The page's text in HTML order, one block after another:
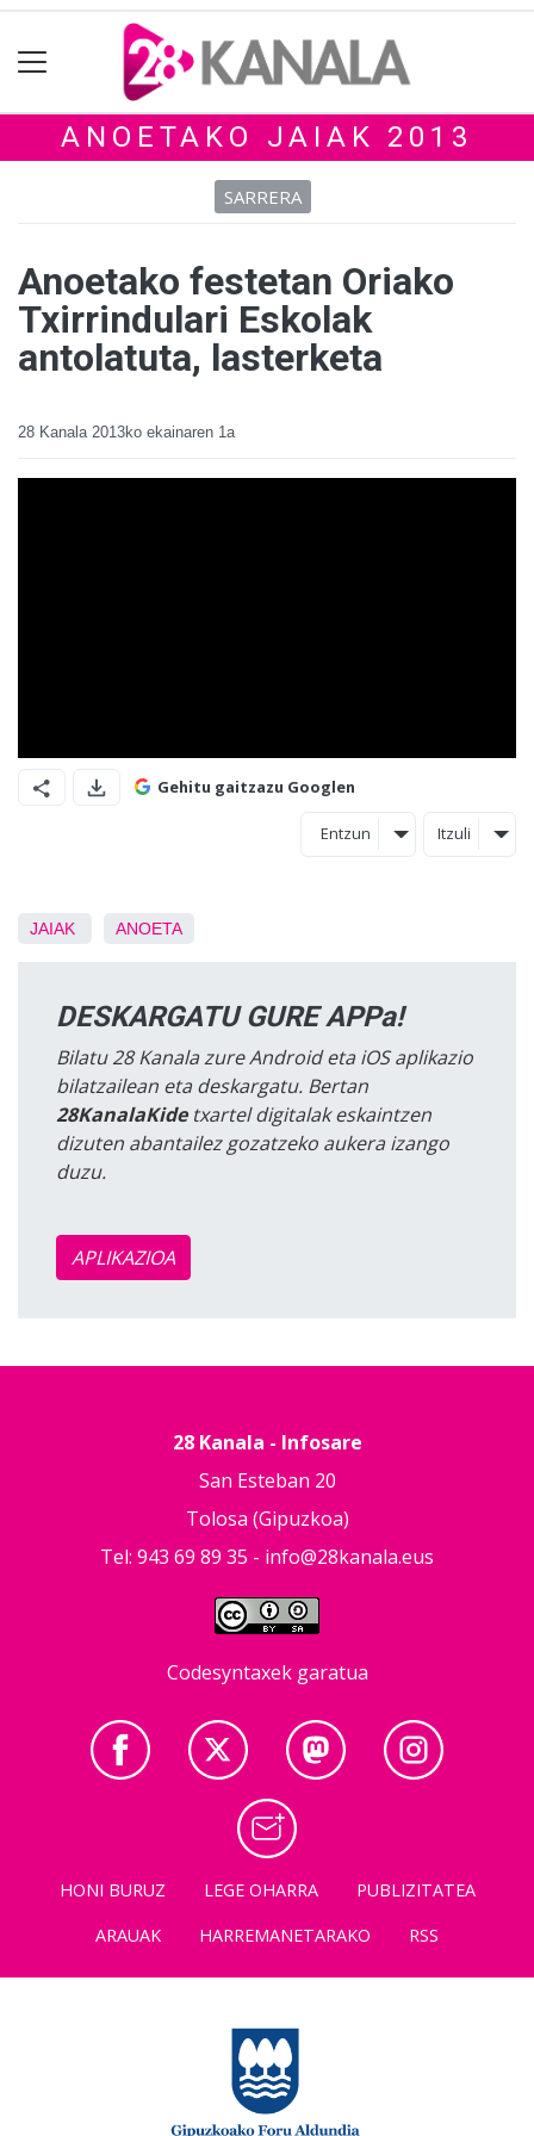
ANOETAKO JAIAK 2013
SARRERA
Anoetako festetan Oriako
Txirrindulari Eskolak
antolatuta, lasterketa
28 Kanala 2013ko ekainaren 1a
Gehitu gaitzazu Googlen
Entzun Itzuli
JAIAK ANOETA
DESKARGATU GURE APPa!
Bilatu 28 Kanala zure Android eta iOS aplikazio
bilatzailean eta deskargatu. Bertan
28KanalaKidetxartel digitalak eskaintzen
dizuten abantailez gozatzeko aukera izango
duzu.
APLIKAZIOA
28 Kanala - Infosare
San Esteban 20
Tolosa (Gipuzkoa)
Tel: 943 69 89 35 - info@28kanala.eus
Codesyntaxek garatua
HONI BURUZ LEGE OHARRA
PUBLIZITATEA
ARAUAK
HARREMANETARAKO RSS